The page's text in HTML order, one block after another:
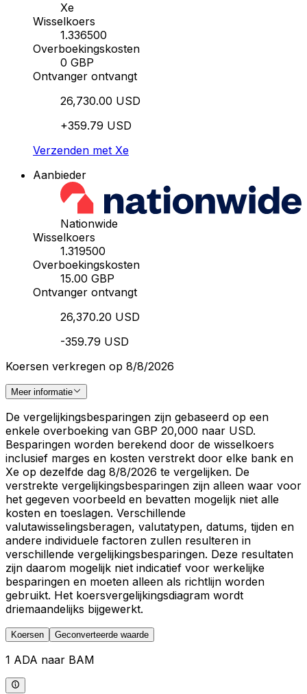
Xe
Wisselkoers
1.336500
Overboekingskosten
0 GBP
Ontvanger ontvangt
26,730.00 USD
+359.79 USD
Verzenden met Xe
Aanbieder
Nationwide
Wisselkoers
1.319500
Overboekingskosten
15.00 GBP
Ontvanger ontvangt
26,370.20 USD
-359.79 USD
Koersen verkregen op 8/8/2026
Meer informatie
De vergelijkingsbesparingen zijn gebaseerd op een
enkele overboeking van GBP 20,000 naar USD.
Besparingen worden berekend door de wisselkoers
inclusief marges en kosten verstrekt door elke bank en
Xe op dezelfde dag 8/8/2026 te vergelijken. De
verstrekte vergelijkingsbesparingen zijn alleen waar voor
het gegeven voorbeeld en bevatten mogelijk niet alle
kosten en toeslagen. Verschillende
valutawisselingsberagen, valutatypen, datums, tijden en
andere individuele factoren zullen resulteren in
verschillende vergelijkingsbesparingen. Deze resultaten
zijn daarom mogelijk niet indicatief voor werkelijke
besparingen en moeten alleen als richtlijn worden
gebruikt. Het koersvergelijkingsdiagram wordt
driemaandelijks bijgewerkt.
Koersen Geconverteerde waarde
1 ADA naar BAM